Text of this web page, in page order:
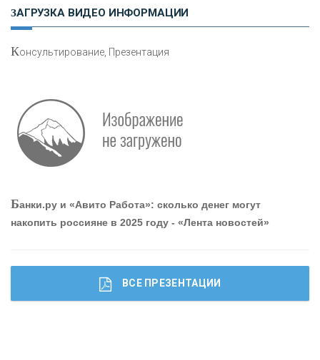
привлечь и удержать персонал - «Интервью»
ЗАГРУЗКА ВИДЕО ИНФОРМАЦИИ
Консультирование, Презентация
Банки.ру и «Авито Работа»: сколько денег могут
накопить россияне в 2025 году - «Лента новостей»
ВСЕ ПРЕЗЕНТАЦИИ